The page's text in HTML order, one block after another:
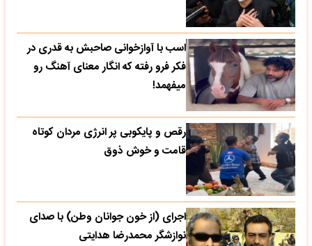
اسب با آوازخوانی صاحبش به قدری در
فکر فرو رفته که انگار معنای آهنگ رو
میفهمد!
رقص و پایکوبی پر انرژی مردان کوتاه
قامت و خوش ذوق
اجرای (از خون جوانان وطن) با صدای
نوازشگر محمدرضا هدایتی